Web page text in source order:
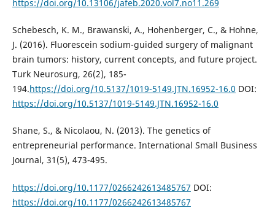
https://doi.org/10.13106/jafeb.2020.vol7.no11.269
Schebesch, K. M., Brawanski, A., Hohenberger, C., & Hohne,
J. (2016). Fluorescein sodium-guided surgery of malignant
brain tumors: history, current concepts, and future project.
Turk Neurosurg, 26(2), 185-
194.https://doi.org/10.5137/1019-5149.JTN.16952-16.0 DOI:
https://doi.org/10.5137/1019-5149.JTN.16952-16.0
Shane, S., & Nicolaou, N. (2013). The genetics of
entrepreneurial performance. International Small Business
Journal, 31(5), 473-495.
https://doi.org/10.1177/0266242613485767 DOI:
https://doi.org/10.1177/0266242613485767